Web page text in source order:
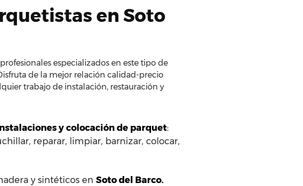
en Soto
especializados en este tipo de
de la mejor relación calidad-precio
trabajo de instalación, restauración y
y colocación de parquet:
reparar, limpiar, barnizar, colocar,
y sintéticos en Soto del Barco.